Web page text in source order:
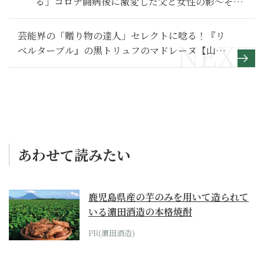
１～
芸能界の「贈り物の達人」セレクトに唸る！『リ
ベルターブル』の黒トリュフのマドレーヌ【山田
美保子｜心躍る！ とっておきの手土産】
あわせて読みたい
鹿児島県産の芋のみを用いて造られて
いる濵田酒造の本格焼酎
PR(濵田酒造)